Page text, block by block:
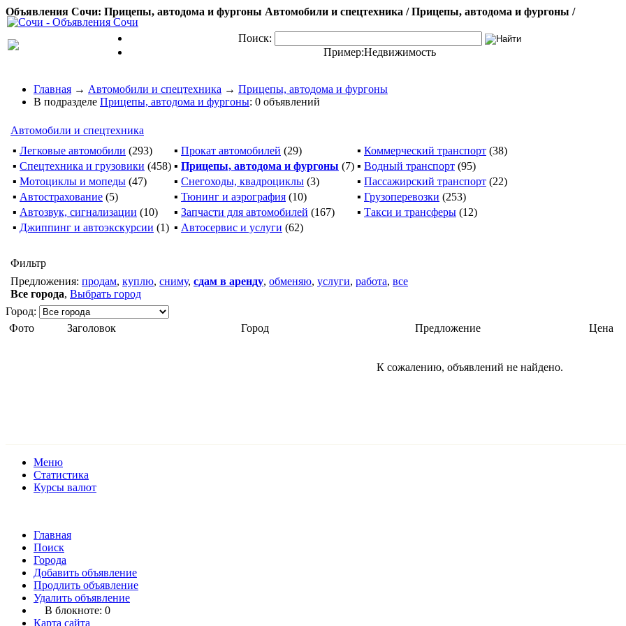
Объявления Сочи: Прицепы, автодома и фургоны Автомобили и спецтехника / Прицепы, автодома и фургоны /
Поиск:
Пример:Недвижимость
Главная → Автомобили и спецтехника → Прицепы, автодома и фургоны
В подразделе Прицепы, автодома и фургоны: 0 объявлений
Автомобили и спецтехника
▪ Легковые автомобили (293) ▪ Прокат автомобилей (29) ▪ Коммерческий транспорт (38)
▪ Спецтехника и грузовики (458) ▪ Прицепы, автодома и фургоны (7) ▪ Водный транспорт (95)
▪ Мотоциклы и мопеды (47) ▪ Снегоходы, квадроциклы (3) ▪ Пассажирский транспорт (22)
▪ Автострахование (5) ▪ Тюнинг и аэрография (10) ▪ Грузоперевозки (253)
▪ Автозвук, сигнализации (10) ▪ Запчасти для автомобилей (167) ▪ Такси и трансферы (12)
▪ Джиппинг и автоэкскурсии (1) ▪ Автосервис и услуги (62)
Фильтр
Предложения: продам, куплю, сниму, сдам в аренду, обменяю, услуги, работа, все
Все города, Выбрать город
Город:
Фото
Заголовок Город Предложение Цена
К сожалению, объявлений не найдено.
Меню
Статистика
Курсы валют
Главная
Поиск
Города
Добавить объявление
Продлить объявление
Удалить объявление
В блокноте: 0
Карта сайта